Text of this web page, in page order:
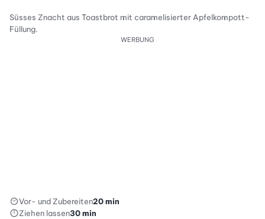
Süsses Znacht aus Toastbrot mit caramelisierter Apfelkompott-
Füllung.
WERBUNG
Vor- und Zubereiten20 min
Ziehen lassen30 min